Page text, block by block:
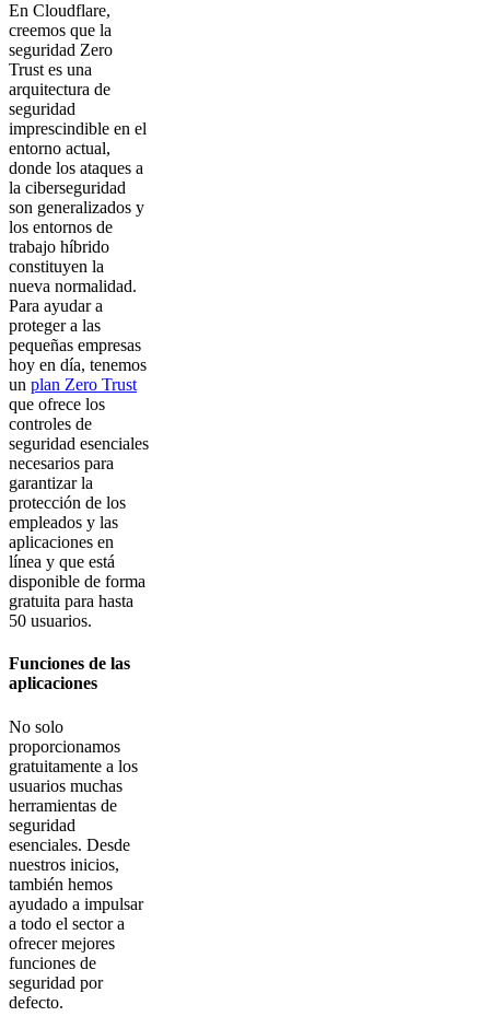
En Cloudflare,
creemos que la
seguridad Zero
Trust es una
arquitectura de
seguridad
imprescindible en el
entorno actual,
donde los ataques a
la ciberseguridad
son generalizados y
los entornos de
trabajo híbrido
constituyen la
nueva normalidad.
Para ayudar a
proteger a las
pequeñas empresas
hoy en día, tenemos
un plan Zero Trust
que ofrece los
controles de
seguridad esenciales
necesarios para
garantizar la
protección de los
empleados y las
aplicaciones en
línea y que está
disponible de forma
gratuita para hasta
50 usuarios.
Funciones de las
aplicaciones
No solo
proporcionamos
gratuitamente a los
usuarios muchas
herramientas de
seguridad
esenciales. Desde
nuestros inicios,
también hemos
ayudado a impulsar
a todo el sector a
ofrecer mejores
funciones de
seguridad por
defecto.